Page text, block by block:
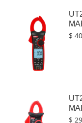
$
$